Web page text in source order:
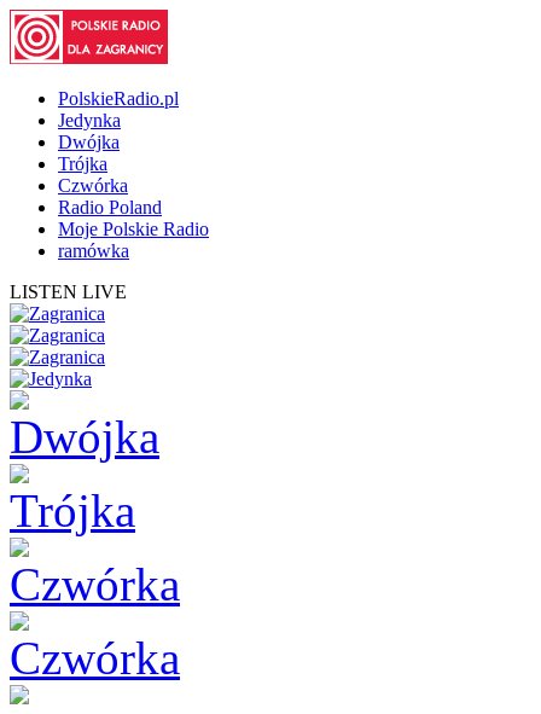
PolskieRadio.pl
Jedynka
Dwójka
Trójka
Czwórka
Radio Poland
Moje Polskie Radio
ramówka
LISTEN LIVE